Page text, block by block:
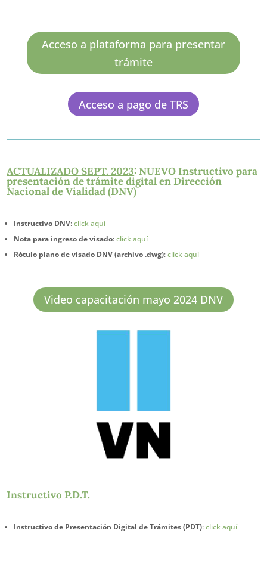
Acceso a plataforma para presentar
trámite
Acceso a pago de TRS
ACTUALIZADO SEPT. 2023: NUEVO Instructivo para
presentación de trámite digital en Dirección
Nacional de Vialidad (DNV)
Instructivo DNV:click aquí
Nota para ingreso de visado:click aquí
Rótulo plano de visado DNV (archivo .dwg):click aquí
Video capacitación mayo 2024 DNV
Instructivo P.D.T.
Instructivo de Presentación Digital de Trámites (PDT):click aquí